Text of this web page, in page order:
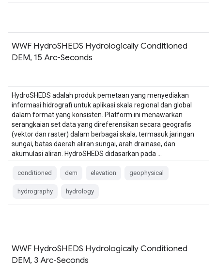
WWF HydroSHEDS Hydrologically Conditioned
DEM, 15 Arc-Seconds
HydroSHEDS adalah produk pemetaan yang menyediakan
informasi hidrografi untuk aplikasi skala regional dan global
dalam format yang konsisten. Platform ini menawarkan
serangkaian set data yang direferensikan secara geografis
(vektor dan raster) dalam berbagai skala, termasuk jaringan
sungai, batas daerah aliran sungai, arah drainase, dan
akumulasi aliran. HydroSHEDS didasarkan pada …
conditioned dem elevation geophysical
hydrography hydrology
WWF HydroSHEDS Hydrologically Conditioned
DEM, 3 Arc-Seconds